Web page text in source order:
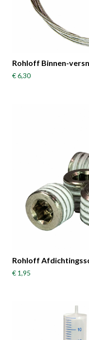
Rohloff Binnen-
€ 6,30
Rohloff
€ 1,95